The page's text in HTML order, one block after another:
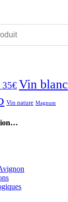
35€Vin blanc
Vin nature Magnum